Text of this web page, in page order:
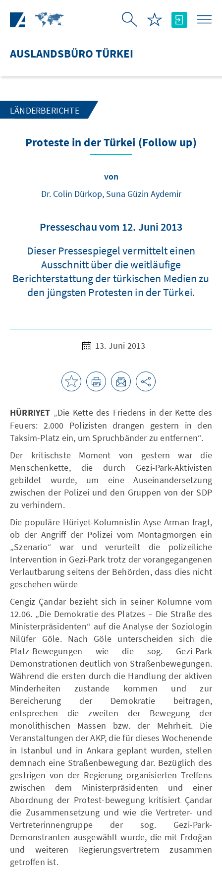
AUSLANDSBÜRO TÜRKEI
LÄNDERBERICHTE
Proteste in der Türkei (Follow up)
von
Dr. Colin Dürkop, Suna Güzin Aydemir
Presseschau vom 12. Juni 2013
Dieser Pressespiegel vermittelt einen
Ausschnitt über die weitläufige
Berichterstattung der türkischen Medien zu
den jüngsten Protesten in der Türkei.
13. Juni 2013
HÜRRIYET „Die Kette des Friedens in der Kette des
Feuers: 2.000 Polizisten drangen gestern in den
Taksim-Platz ein, um Spruchbänder zu entfernen“.
Der kritischste Moment von gestern war die
Menschenkette, die durch Gezi-Park-Aktivisten
gebildet wurde, um eine Auseinandersetzung
zwischen der Polizei und den Gruppen von der SDP
zu verhindern.
Die populäre Hüriyet-Kolumnistin Ayse Arman fragt,
ob der Angriff der Polizei vom Montagmorgen ein
„Szenario“ war und verurteilt die polizeiliche
Intervention in Gezi-Park trotz der vorangegangenen
Verlautbarung seitens der Behörden, dass dies nicht
geschehen würde
Cengiz Çandar bezieht sich in seiner Kolumne vom
12.06. „Die Demokratie des Platzes – Die Straße des
Ministerpräsidenten“ auf die Analyse der Soziologin
Nilüfer Göle. Nach Göle unterscheiden sich die
Platz-Bewegungen wie die sog. Gezi-Park
Demonstrationen deutlich von Straßenbewegungen.
Während die ersten durch die Handlung der aktiven
Minderheiten zustande kommen und zur
Bereicherung der Demokratie beitragen,
entsprechen die zweiten der Bewegung der
monolithischen Massen bzw. der Mehrheit. Die
Veranstaltungen der AKP, die für dieses Wochenende
in Istanbul und in Ankara geplant wurden, stellen
demnach eine Straßenbewegung dar. Bezüglich des
gestrigen von der Regierung organisierten Treffens
zwischen dem Ministerpräsidenten und einer
Abordnung der Protest-bewegung kritisiert Çandar
die Zusammensetzung und wie die Vertreter- und
Vertreterinnengruppe der sog. Gezi-Park-
Demonstranten ausgewählt wurde, die mit Erdoğan
und weiteren Regierungsvertretern zusammen
getroffen ist.